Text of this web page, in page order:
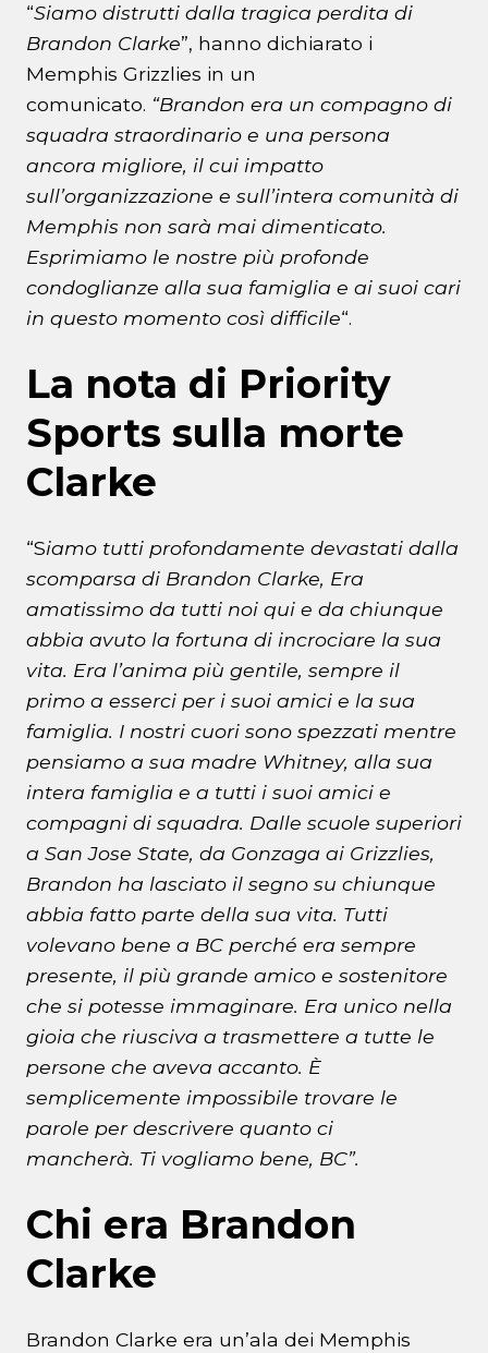
“Siamo distrutti dalla tragica perdita di
Brandon Clarke”, hanno dichiarato i
Memphis Grizzlies in un
comunicato. “Brandon era un compagno di
squadra straordinario e una persona
ancora migliore, il cui impatto
sull’organizzazione e sull’intera comunità di
Memphis non sarà mai dimenticato.
Esprimiamo le nostre più profonde
condoglianze alla sua famiglia e ai suoi cari
in questo momento così difficile“.
La nota di Priority
Sports sulla morte
Clarke
“Siamo tutti profondamente devastati dalla
scomparsa di Brandon Clarke, Era
amatissimo da tutti noi qui e da chiunque
abbia avuto la fortuna di incrociare la sua
vita. Era l’anima più gentile, sempre il
primo a esserci per i suoi amici e la sua
famiglia. I nostri cuori sono spezzati mentre
pensiamo a sua madre Whitney, alla sua
intera famiglia e a tutti i suoi amici e
compagni di squadra. Dalle scuole superiori
a San Jose State, da Gonzaga ai Grizzlies,
Brandon ha lasciato il segno su chiunque
abbia fatto parte della sua vita. Tutti
volevano bene a BC perché era sempre
presente, il più grande amico e sostenitore
che si potesse immaginare. Era unico nella
gioia che riusciva a trasmettere a tutte le
persone che aveva accanto. È
semplicemente impossibile trovare le
parole per descrivere quanto ci
mancherà. Ti vogliamo bene, BC”.
Chi era Brandon
Clarke
Brandon Clarke era un’ala dei Memphis